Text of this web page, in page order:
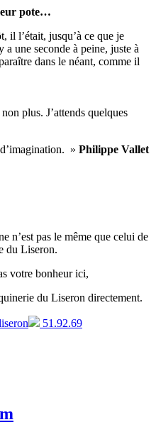
pote…
il l’était, jusqu’à ce que je
une seconde à peine, juste à
dans le néant, comme il
plus. J’attends quelques
» Philippe Vallet
n’est pas le même que celui de
du Liseron.
votre bonheur ici,
du Liseron directement.
51.92.69